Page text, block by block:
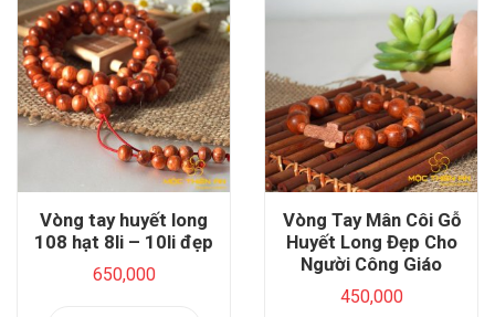
Vòng tay huyết long
108 hạt 8li – 10li đẹp
650,000
Vòng Tay Mân Côi Gỗ
Huyết Long Đẹp Cho
Người Công Giáo
450,000